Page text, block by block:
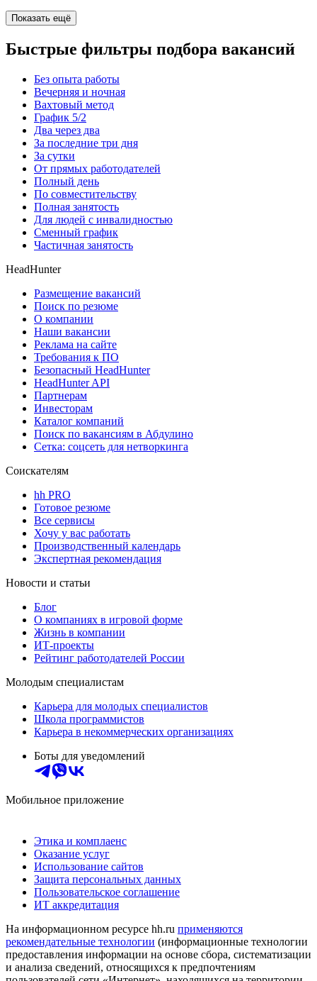
Показать ещё
Быстрые фильтры подбора вакансий
Без опыта работы
Вечерняя и ночная
Вахтовый метод
График 5/2
Два через два
За последние три дня
За сутки
От прямых работодателей
Полный день
По совместительству
Полная занятость
Для людей с инвалидностью
Сменный график
Частичная занятость
HeadHunter
Размещение вакансий
Поиск по резюме
О компании
Наши вакансии
Реклама на сайте
Требования к ПО
Безопасный HeadHunter
HeadHunter API
Партнерам
Инвесторам
Каталог компаний
Поиск по вакансиям в Абдулино
Сетка: соцсеть для нетворкинга
Соискателям
hh PRO
Готовое резюме
Все сервисы
Хочу у вас работать
Производственный календарь
Экспертная рекомендация
Новости и статьи
Блог
О компаниях в игровой форме
Жизнь в компании
ИТ-проекты
Рейтинг работодателей России
Молодым специалистам
Карьера для молодых специалистов
Школа программистов
Карьера в некоммерческих организациях
Боты для уведомлений
Мобильное приложение
Этика и комплаенс
Оказание услуг
Использование сайтов
Защита персональных данных
Пользовательское соглашение
ИТ аккредитация
На информационном ресурсе hh.ru применяются
рекомендательные технологии (информационные технологии
предоставления информации на основе сбора, систематизации
и анализа сведений, относящихся к предпочтениям